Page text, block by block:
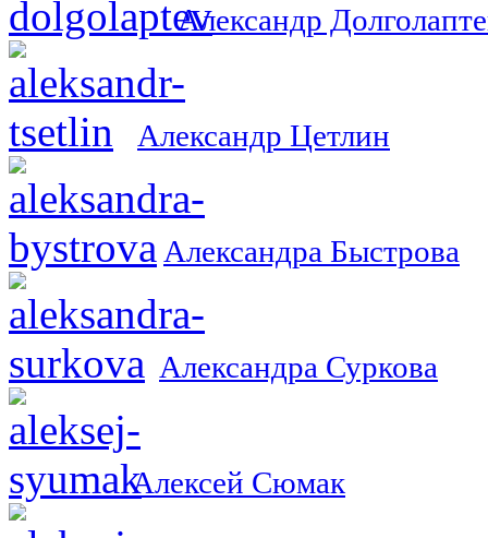
Александр
Александр Цетлин
Александра Быстрова
Александра Суркова
Алексей Сюмак